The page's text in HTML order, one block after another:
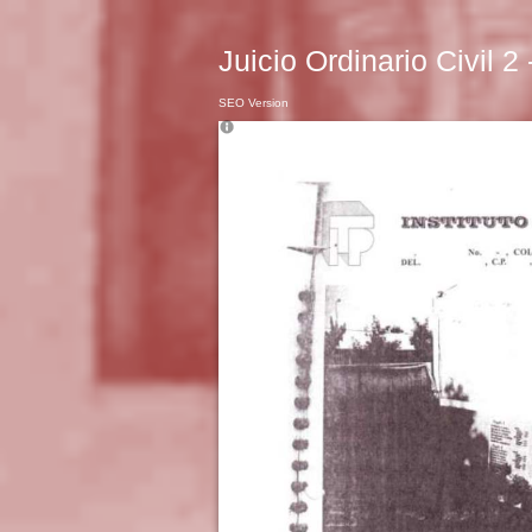
Juicio Ordinario Civil 2
SEO Version